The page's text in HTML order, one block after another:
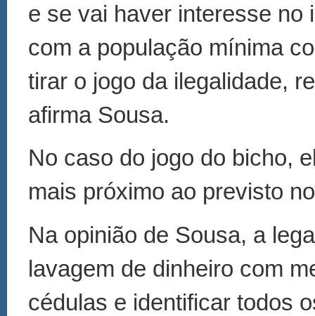
e se vai haver interesse no
com a população mínima
tirar o jogo da ilegalidade,
afirma Sousa.
No caso do jogo do bicho,
mais próximo ao previsto
Na opinião de Sousa, a
lavagem de dinheiro com
cédulas e identificar todos